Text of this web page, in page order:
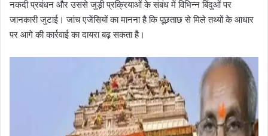
नकदी प्रबंधन और उससे जुड़ी प्रक्रियाओं के संबंध में विभिन्न बिंदुओं पर
जानकारी जुटाई। जांच एजेंसियों का मानना है कि पूछताछ से मिले तथ्यों के आधार
पर आगे की कार्रवाई का दायरा बढ़ सकता है।